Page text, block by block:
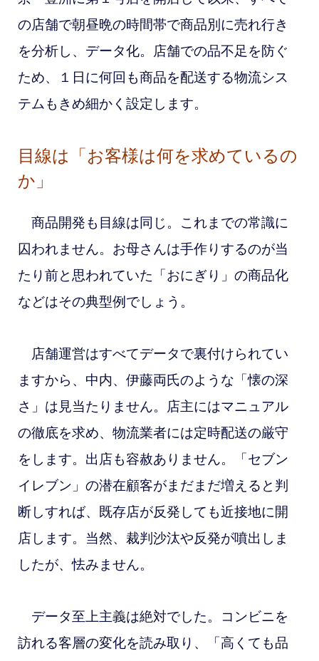
の店舗で朝昼晩の時間帯で商品別に売れ行き
を分析し、データ化。店舗での品不足を防ぐ
ため、１日に何回も商品を配送する物流シス
テムもきめ細かく設定します。
目線は「お客様は何を求めているの
か」
商品開発も目線は同じ。これまでの常識に
囚われません。お母さんは手作りするのが当
たり前と思われていた「おにぎり」の商品化
などはその典型例でしょう。
店舗運営はすべてデータで裏付けられてい
ますから、中内、伊藤両氏のような「懐の深
さ」は見当たりません。店主にはマニュアル
の徹底を求め、物流業者には定時配送の厳守
をします。出店も容赦ありません。「セブン
イレブン」の潜在顧客がまだまだ増えると判
断しすれば、既存店が反発しても近接地に開
店します。当然、裁判沙汰や反発が噴出しま
したが、怯みません。
データ至上主義は絶対でした。コンビニを
訪れる客層の変化を読み取り、「高くても品